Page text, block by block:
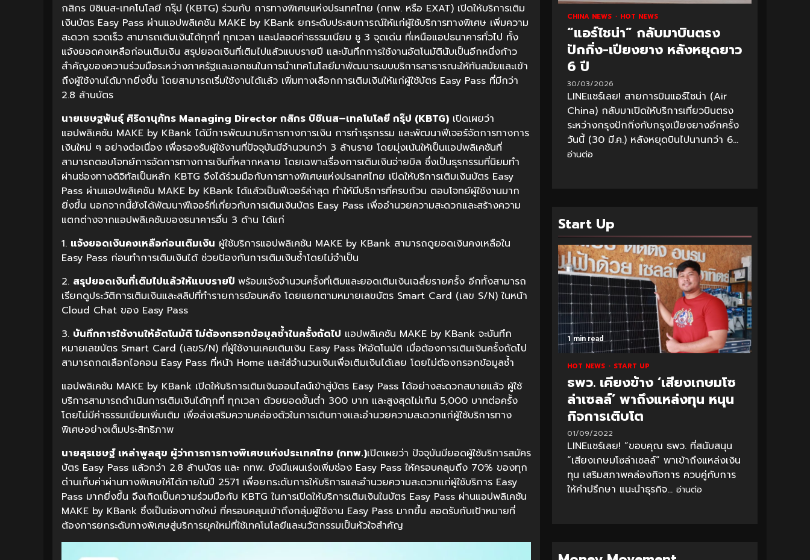
กสิกร บิซิเนส-เทคโนโลยี กรุ๊ป (KBTG) ร่วมกับ การทางพิเศษแห่งประเทศไทย (กทพ. หรือ EXAT) เปิดให้บริการเติม
เงินบัตร Easy Pass ผ่านแอปพลิเคชัน MAKE by KBank ยกระดับประสบการณ์ให้แก่ผู้ใช้บริการทางพิเศษ เพิ่มความ
สะดวก รวดเร็ว สามารถเติมเงินได้ทุกที่ ทุกเวลา และปลอดค่าธรรมเนียม ชู 3 จุดเด่น ที่เหนือแอปธนาคารทั่วไป ทั้ง
แจ้งยอดคงเหลือก่อนเติมเงิน สรุปยอดเงินที่เติมไปแล้วแบบรายปี และบันทึกการใช้งานอัตโนมัตินับเป็นอีกหนึ่งก้าว
สำคัญของความร่วมมือระหว่างภาครัฐและเอกชนในการนำเทคโนโลยีมาพัฒนาระบบบริการสาธารณะให้ทันสมัยและเข้า
ถึงผู้ใช้งานได้มากยิ่งขึ้น โดยสามารถเริ่มใช้งานได้แล้ว เพิ่มทางเลือกการเติมเงินให้แก่ผู้ใช้บัตร Easy Pass ที่มีกว่า
2.8 ล้านบัตร
นายเชษฐพันธุ์ ศิริดานุภัทร Managing Director กสิกร บิซิเนส–เทคโนโลยี กรุ๊ป (KBTG) เปิดเผยว่า
แอปพลิเคชัน MAKE by KBank ได้มีการพัฒนาบริการทางการเงิน การทำธุรกรรม และพัฒนาฟีเจอร์จัดการทางการ
เงินใหม่ ๆ อย่างต่อเนื่อง เพื่อรองรับผู้ใช้งานที่ปัจจุบันมีจำนวนกว่า 3 ล้านราย โดยมุ่งเน้นให้เป็นแอปพลิเคชันที่
สามารถตอบโจทย์การจัดการทางการเงินที่หลากหลาย โดยเฉพาะเรื่องการเติมเงินจ่ายบิล ซึ่งเป็นธุรกรรมที่นิยมทำ
ผ่านช่องทางดิจิทัลเป็นหลัก KBTG จึงได้ร่วมมือกับการทางพิเศษแห่งประเทศไทย เปิดให้บริการเติมเงินบัตร Easy
Pass ผ่านแอปพลิเคชัน MAKE by KBank ได้แล้วเป็นฟีเจอร์ล่าสุด ทำให้มีบริการที่ครบถ้วน ตอบโจทย์ผู้ใช้งานมาก
ยิ่งขึ้น นอกจากนี้ยังได้พัฒนาฟีเจอร์ที่เกี่ยวกับการเติมเงินบัตร Easy Pass เพื่ออำนวยความสะดวกและสร้างความ
แตกต่างจากแอปพลิเคชันของธนาคารอื่น 3 ด้าน ได้แก่
1. แจ้งยอดเงินคงเหลือก่อนเติมเงิน ผู้ใช้บริการแอปพลิเคชัน MAKE by KBank สามารถดูยอดเงินคงเหลือใน
Easy Pass ก่อนทำการเติมเงินได้ ช่วยป้องกันการเติมเงินซ้ำโดยไม่จำเป็น
2. สรุปยอดเงินที่เติมไปแล้วให้แบบรายปี พร้อมแจ้งจำนวนครั้งที่เติมและยอดเติมเงินเฉลี่ยรายครั้ง อีกทั้งสามารถ
เรียกดูประวัติการเติมเงินและสลิปที่ทำรายการย้อนหลัง โดยแยกตามหมายเลขบัตร Smart Card (เลข S/N) ในหน้า
Cloud Chat ของ Easy Pass
3. บันทึกการใช้งานให้อัตโนมัติ ไม่ต้องกรอกข้อมูลซ้ำในครั้งถัดไป แอปพลิเคชัน MAKE by KBank จะบันทึก
หมายเลขบัตร Smart Card (เลขS/N) ที่ผู้ใช้งานเคยเติมเงิน Easy Pass ให้อัตโนมัติ เมื่อต้องการเติมเงินครั้งถัดไป
สามารถกดเลือกไอคอน Easy Pass ที่หน้า Home และใส่จำนวนเงินเพื่อเติมเงินได้เลย โดยไม่ต้องกรอกข้อมูลซ้ำ
แอปพลิเคชัน MAKE by KBank เปิดให้บริการเติมเงินออนไลน์เข้าสู่บัตร Easy Pass ได้อย่างสะดวกสบายแล้ว ผู้ใช้
บริการสามารถดำเนินการเติมเงินได้ทุกที่ ทุกเวลา ด้วยยอดขั้นต่ำ 300 บาท และสูงสุดไม่เกิน 5,000 บาทต่อครั้ง
โดยไม่มีค่าธรรมเนียมเพิ่มเติม เพื่อส่งเสริมความคล่องตัวในการเดินทางและอำนวยความสะดวกแก่ผู้ใช้บริการทาง
พิเศษอย่างเต็มประสิทธิภาพ
นายสุรเชษฐ์ เหล่าพูลสุข ผู้ว่าการการทางพิเศษแห่งประเทศไทย (กทพ.)เปิดเผยว่า ปัจจุบันมียอดผู้ใช้บริการสมัคร
บัตร Easy Pass แล้วกว่า 2.8 ล้านบัตร และ กทพ. ยังมีแผนเร่งเพิ่มช่อง Easy Pass ให้ครอบคลุมถึง 70% ของทุก
ด่านเก็บค่าผ่านทางพิเศษให้ได้ภายในปี 2571 เพื่อยกระดับการให้บริการและอำนวยความสะดวกแก่ผู้ใช้บริการ Easy
Pass มากยิ่งขึ้น จึงเกิดเป็นความร่วมมือกับ KBTG ในการเปิดให้บริการเติมเงินในบัตร Easy Pass ผ่านแอปพลิเคชัน
MAKE by KBank ซึ่งเป็นช่องทางใหม่ ที่ครอบคลุมเข้าถึงกลุ่มผู้ใช้งาน Easy Pass มากขึ้น สอดรับกับเป้าหมายที่
ต้องการยกระดับทางพิเศษสู่บริการยุคใหม่ที่ใช้เทคโนโลยีและนวัตกรรมเป็นหัวใจสำคัญ
CHINA NEWS HOT NEWS
“แอร์ไชน่า” กลับมาบินตรง
ปักกิ่ง-เปียงยาง หลังหยุดยาว
6 ปี
30/03/2026
LINEแชร์เลย! สายการบินแอร์ไชน่า (Air
China) กลับมาเปิดให้บริการเที่ยวบินตรง
ระหว่างกรุงปักกิ่งกับกรุงเปียงยางอีกครั้ง
วันนี้ (30 มี.ค.) หลังหยุดบินไปนานกว่า 6...
อ่านต่อ
Start Up
1 min read
HOT NEWS START UP
ธพว. เคียงข้าง ‘เสียงเกษมโซ
ล่าเซลล์’ พาถึงแหล่งทุน หนุน
กิจการเติบโต
01/09/2022
LINEแชร์เลย! “ขอบคุณ ธพว. ที่สนับสนุน
“เสียงเกษมโซล่าเซลล์” พาเข้าถึงแหล่งเงิน
ทุน เสริมสภาพคล่องกิจการ ควบคู่กับการ
ให้คำปรึกษา แนะนำธุรกิจ... อ่านต่อ